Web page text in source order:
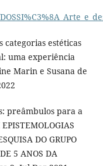
categorias estéticas
uma experiência
Marin e Susana de
preâmbulos para a
DO GRUPO
5 ANOS DA